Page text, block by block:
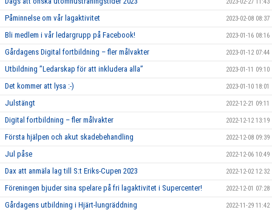
Påminnelse om vår lagaktivitet 2023-02-08 08:37
Bli medlem i vår ledargrupp på Facebook! 2023-01-16 08:16
Gårdagens Digital fortbildning – fler målvakter 2023-01-12 07:44
Utbildning ”Ledarskap för att inkludera alla” 2023-01-11 09:10
Det kommer att lysa :-) 2023-01-10 18:01
Julstängt 2022-12-21 09:11
Digital fortbildning – fler målvakter 2022-12-12 13:19
Första hjälpen och akut skadebehandling 2022-12-08 09:39
Jul påse 2022-12-06 10:49
Dax att anmäla lag till S:t Eriks-Cupen 2023 2022-12-02 12:32
Föreningen bjuder sina spelare på fri lagaktivitet i Supercenter! 2022-12-01 07:28
Gårdagens utbildning i Hjärt-lungräddning 2022-11-29 11:42